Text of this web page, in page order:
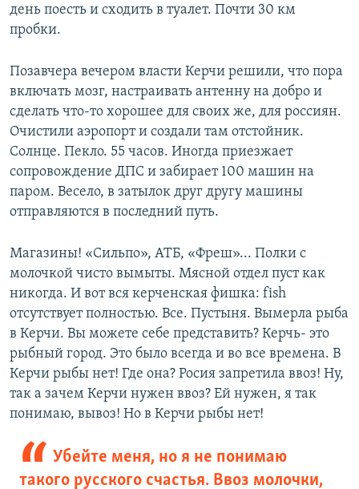
день поесть и сходить в туалет. Почти 30 км
пробки.
Позавчера вечером власти Керчи решили, что пора
включать мозг, настраивать антенну на добро и
сделать что-то хорошее для своих же, для россиян.
Очистили аэропорт и создали там отстойник.
Солнце. Пекло. 55 часов. Иногда приезжает
сопровождение ДПС и забирает 100 машин на
паром. Весело, в затылок друг другу машины
отправляются в последний путь.
Магазины! «Сильпо», АТБ, «Фреш»... Полки с
молочкой чисто вымыты. Мясной отдел пуст как
никогда. И вот вся керченская фишка: fish
отсутствует полностью. Все. Пустыня. Вымерла рыба
в Керчи. Вы можете себе представить? Керчь- это
рыбный город. Это было всегда и во все времена. В
Керчи рыбы нет! Где она? Росия запретила ввоз! Ну,
так а зачем Керчи нужен ввоз? Ей нужен, я так
понимаю, вывоз! Но в Керчи рыбы нет!
Убейте меня, но я не понимаю
такого русского счастья. Ввоз молочки,